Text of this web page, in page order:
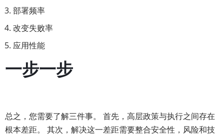
部署频率
改变失败率
应用性能
一步一步
总之，您需要了解三件事。 首先，高层政策与执行之间存在
根本差距。 其次，解决这一差距需要整合安全性，风险和技